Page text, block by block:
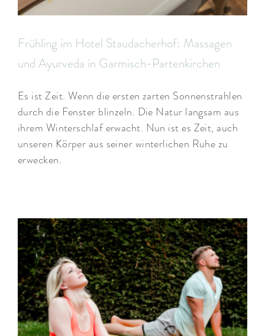
Frühling im Hotel Staudacherhof: Massagen
und Ayurveda in Garmisch-Partenkirchen
Es ist Zeit. Wenn die ersten zarten Sonnenstrahlen
durch die Fenster blinzeln. Die Natur langsam aus
ihrem Winterschlaf erwacht. Nun ist es Zeit, auch
unseren Körper aus seiner winterlichen Ruhe zu
erwecken.